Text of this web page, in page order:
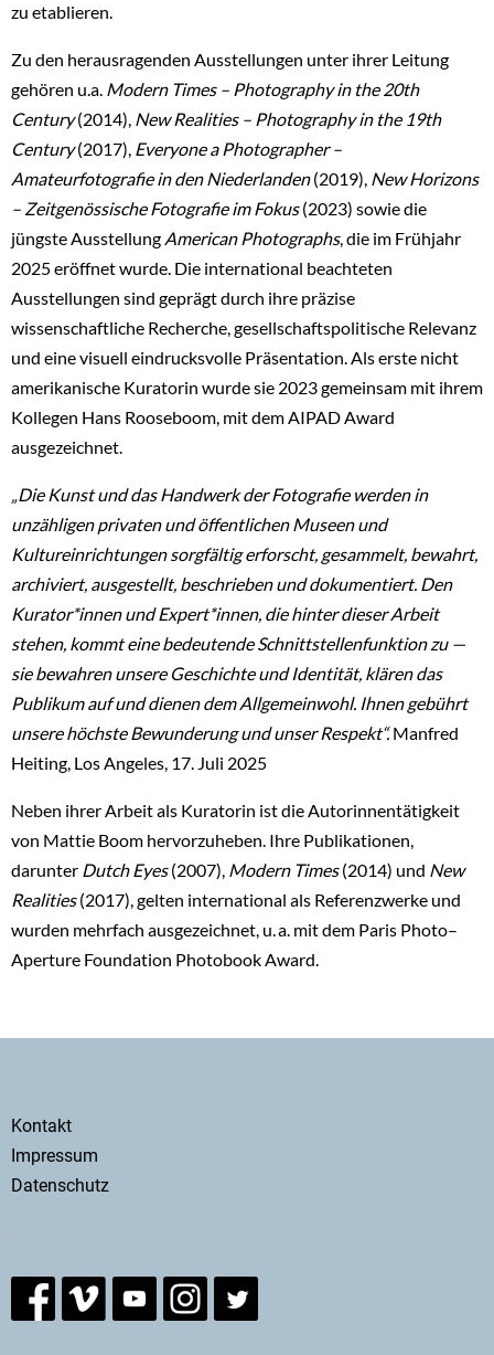
zu etablieren.
Zu den herausragenden Ausstellungen unter ihrer Leitung
gehören u.a. Modern Times – Photography in the 20th
Century(2014), New Realities – Photography in the 19th
Century(2017), Everyone a Photographer –
Amateurfotografie in den Niederlanden(2019), New Horizons
– Zeitgenössische Fotografie im Fokus(2023) sowie die
jüngste Ausstellung American Photographs, die im Frühjahr
2025 eröffnet wurde. Die international beachteten
Ausstellungen sind geprägt durch ihre präzise
wissenschaftliche Recherche, gesellschaftspolitische Relevanz
und eine visuell eindrucksvolle Präsentation. Als erste nicht
amerikanische Kuratorin wurde sie 2023 gemeinsam mit ihrem
Kollegen Hans Rooseboom, mit dem AIPAD Award
ausgezeichnet.
„Die Kunst und das Handwerk der Fotografie werden in
unzähligen privaten und öffentlichen Museen und
Kultureinrichtungen sorgfältig erforscht, gesammelt, bewahrt,
archiviert, ausgestellt, beschrieben und dokumentiert. Den
Kurator*innen und Expert*innen, die hinter dieser Arbeit
stehen, kommt eine bedeutende Schnittstellenfunktion zu —
sie bewahren unsere Geschichte und Identität, klären das
Publikum auf und dienen dem Allgemeinwohl. Ihnen gebührt
unsere höchste Bewunderung und unser Respekt“.Manfred
Heiting, Los Angeles, 17. Juli 2025
Neben ihrer Arbeit als Kuratorin ist die Autorinnentätigkeit
von Mattie Boom hervorzuheben. Ihre Publikationen,
darunter Dutch Eyes(2007), Modern Times(2014) und New
Realities(2017), gelten international als Referenzwerke und
wurden mehrfach ausgezeichnet, u. a. mit dem Paris Photo–
Aperture Foundation Photobook Award.
Secondary
menu
Kontakt
Impressum
Datenschutz